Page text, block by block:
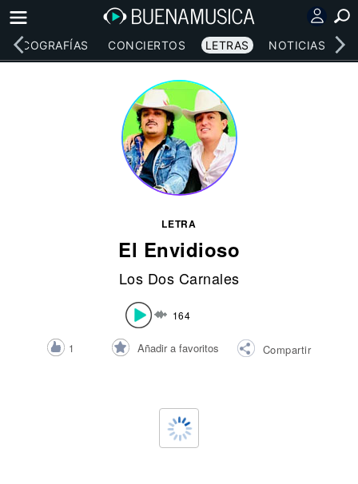
DISCOGRAFÍAS CONCIERTOS LETRAS NOTICIAS
LETRA
El Envidioso
Los Dos Carnales
164
1 Añadir a favoritos Compartir